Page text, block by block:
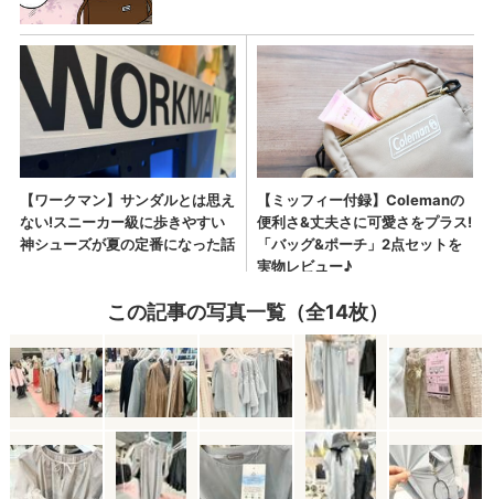
この記事の写真一覧（全14枚）